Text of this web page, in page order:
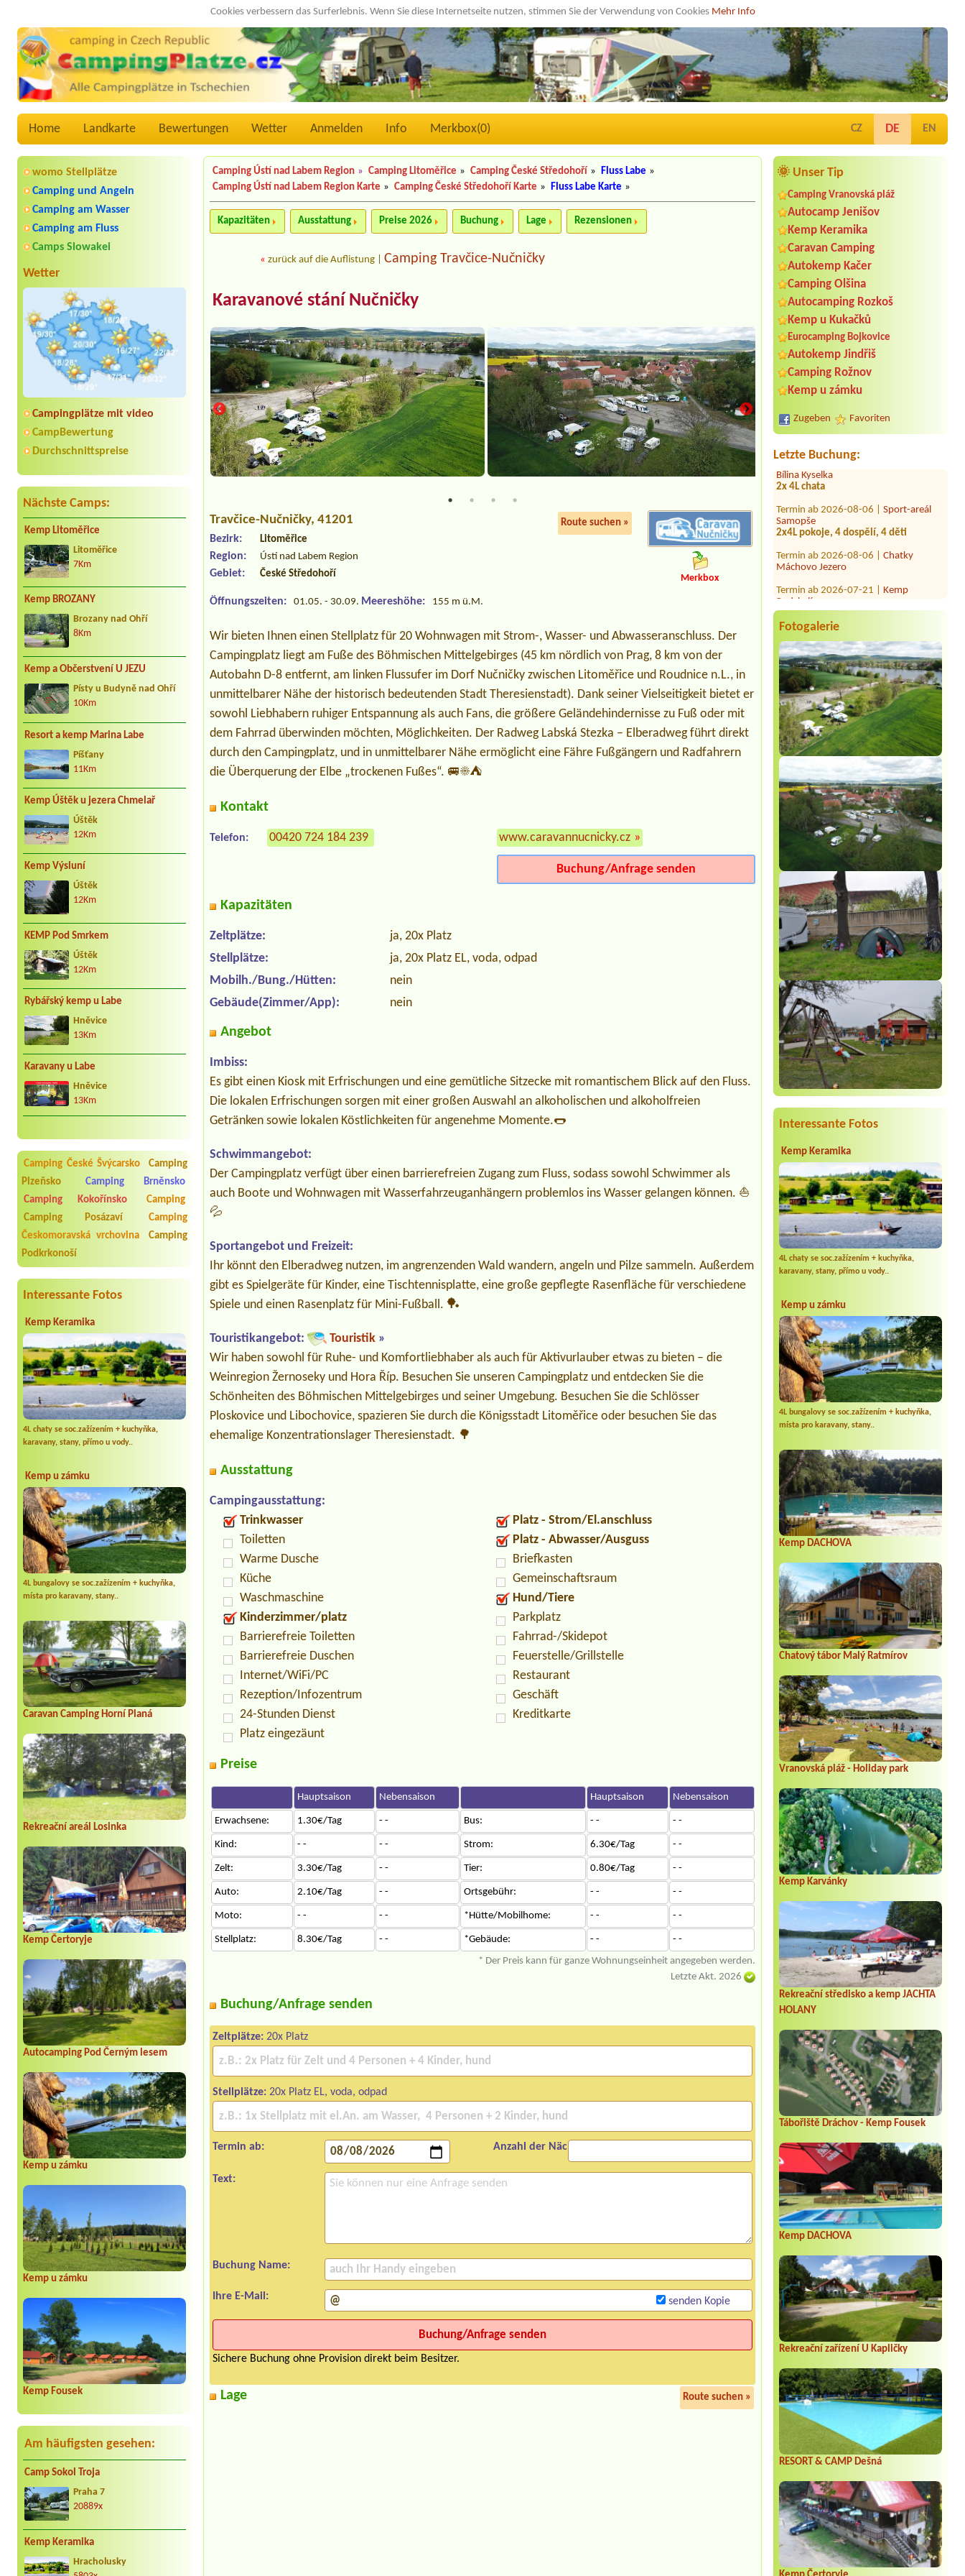
Cookies verbessern das Surferlebnis. Wenn Sie diese Internetseite nutzen, stimmen Sie der Verwendung von Cookies Mehr Info
Home Landkarte Bewertungen Wetter Anmelden Info Merkbox(0) CZ DE EN
womo Stellplätze
Camping und Angeln
Camping am Wasser
Camping am Fluss
Camps Slowakei
Wetter
Campingplätze mit video
CampBewertung
Durchschnittspreise
Nächste Camps:
Kemp Litoměřice
Litoměřice
7Km
Kemp BROZANY
Brozany nad Ohří
8Km
Kemp a Občerstvení U JEZU
Písty u Budyně nad Ohří
10Km
Resort a kemp Marina Labe
Píšťany
11Km
Kemp Úštěk u jezera Chmelař
Úštěk
12Km
Kemp Výsluní
Úštěk
12Km
KEMP Pod Smrkem
Úštěk
12Km
Rybářský kemp u Labe
Hněvice
13Km
Karavany u Labe
Hněvice
13Km
Camping České Švýcarsko
Camping
Plzeňsko
Camping Brněnsko
Camping Kokořínsko
Camping
Camping Posázaví
Camping
Českomoravská vrchovina
Camping
Podkrkonoší
Interessante Fotos
Kemp Keramika
4L chaty se soc.zažízením + kuchyňka,
karavany, stany, přímo u vody..
Kemp u zámku
4L bungalovy se soc.zažízením + kuchyňka,
místa pro karavany, stany..
Caravan Camping Horní Planá
Rekreační areál Losinka
Kemp Čertoryje
Autocamping Pod Černým lesem
Kemp u zámku
Kemp u zámku
Kemp Fousek
Am häufigsten gesehen:
Camp Sokol Troja
Praha 7
20889x
Kemp Keramika
Hracholusky
🌞 Unser Tip
Camping Vranovská pláž
Autocamp Jenišov
Kemp Keramika
Caravan Camping
Autokemp Kačer
Camping Olšina
Autocamping Rozkoš
Kemp u Kukačků
Eurocamping Bojkovice
Autokemp Jindřiš
Camping Rožnov
Kemp u zámku
Zugeben Favoriten
Letzte Buchung:
Termin ab 2026-08-05 |
Karavanpark Adršpach
2 Stellplätze
1 misto+el pripojka, 2 osoby+jezevcik
Bílina Kyselka
2x 4L chata
Termin ab 2026-08-06 |
Samopše
2x4L pokoje, 4 dospělí, 4 děti
Termin ab 2026-08-06 |Chatky
Máchovo Jezero
Termin ab 2026-07-21 |
Podskalí
1x Volkswagen Transporter near the
Termin ab 2026-07-29 |
2 lůžka
Termin ab 2026-08-07 |Autocamping
Rozkoš
2 x Stellplatz, insg. 3 Erw. 3 Kindern
Termin ab 2026-08-07 |Autokemp
VESELÝ HABR
2L chatka a 2 osoby
Termin ab 2026-08-06 |EUROCAMP
BARBORA
3 místa 3 stany
Fotogalerie
Interessante Fotos
Kemp Keramika
4L chaty se soc.zažízením + kuchyňka,
karavany, stany, přímo u vody..
Kemp u zámku
4L bungalovy se soc.zažízením + kuchyňka,
místa pro karavany, stany..
Kemp DACHOVA
Chatový tábor Malý Ratmírov
Vranovská pláž - Holiday park
Kemp Karvánky
Rekreační středisko a kemp JACHTA
HOLANY
Tábořiště Dráchov - Kemp Fousek
Kemp DACHOVA
Rekreační zařízení U Kapličky
RESORT & CAMP Dešná
Camping Ústí nad Labem Region » Camping Litoměřice » Camping České Středohoří » Fluss Labe »
Camping Ústí nad Labem Region Karte » Camping České Středohoří Karte » Fluss Labe Karte »
Kapazitäten Ausstattung Preise 2026 Buchung Lage Rezensionen
«zurück auf die Auflistung |Camping Travčice-Nučničky
Karavanové stání Nučničky
Travčice-Nučničky, 41201 Route suchen »
Bezirk: Litoměřice
Region: Ústí nad Labem Region
Gebiet: České Středohoří
Öffnungszeiten: 01.05. - 30.09. Meereshöhe: 155 m ü.M.
Merkbox
Wir bieten Ihnen einen Stellplatz für 20 Wohnwagen mit Strom-, Wasser- und Abwasseranschluss. Der
Campingplatz liegt am Fuße des Böhmischen Mittelgebirges (45 km nördlich von Prag, 8 km von der
Autobahn D-8 entfernt, am linken Flussufer im Dorf Nučničky zwischen Litoměřice und Roudnice n.L., in
unmittelbarer Nähe der historisch bedeutenden Stadt Theresienstadt). Dank seiner Vielseitigkeit bietet er
sowohl Liebhabern ruhiger Entspannung als auch Fans, die größere Geländehindernisse zu Fuß oder mit
dem Fahrrad überwinden möchten, Möglichkeiten. Der Radweg Labská Stezka – Elberadweg führt direkt
durch den Campingplatz, und in unmittelbarer Nähe ermöglicht eine Fähre Fußgängern und Radfahrern
die Überquerung der Elbe „trockenen Fußes“. 🚐☀️⛺
Kontakt
Telefon: 00420 724 184 239 www.caravannucnicky.cz »
Buchung/Anfrage senden
Kapazitäten
Zeltplätze:
ja, 20x Platz
Stellplätze:
ja, 20x Platz EL, voda, odpad
Mobilh./Bung./Hütten:
nein
Gebäude(Zimmer/App):
nein
Angebot
Imbiss:
Es gibt einen Kiosk mit Erfrischungen und eine gemütliche Sitzecke mit romantischem Blick auf den Fluss.
Die lokalen Erfrischungen sorgen mit einer großen Auswahl an alkoholischen und alkoholfreien
Getränken sowie lokalen Köstlichkeiten für angenehme Momente.🌭
Schwimmangebot:
Der Campingplatz verfügt über einen barrierefreien Zugang zum Fluss, sodass sowohl Schwimmer als
auch Boote und Wohnwagen mit Wasserfahrzeuganhängern problemlos ins Wasser gelangen können. ⛵
💦
Sportangebot und Freizeit:
Ihr könnt den Elberadweg nutzen, im angrenzenden Wald wandern, angeln und Pilze sammeln. Außerdem
gibt es Spielgeräte für Kinder, eine Tischtennisplatte, eine große gepflegte Rasenfläche für verschiedene
Spiele und einen Rasenplatz für Mini-Fußball. 🏓
Touristikangebot: Touristik »
Wir haben sowohl für Ruhe- und Komfortliebhaber als auch für Aktivurlauber etwas zu bieten – die
Weinregion Žernoseky und Hora Říp. Besuchen Sie unseren Campingplatz und entdecken Sie die
Schönheiten des Böhmischen Mittelgebirges und seiner Umgebung. Besuchen Sie die Schlösser
Ploskovice und Libochovice, spazieren Sie durch die Königsstadt Litoměřice oder besuchen Sie das
ehemalige Konzentrationslager Theresienstadt. 🌳
Ausstattung
Campingausstattung:
Trinkwasser
Toiletten
Warme Dusche
Küche
Waschmaschine
Kinderzimmer/platz
Barrierefreie Toiletten
Barrierefreie Duschen
Internet/WiFi/PC
Rezeption/Infozentrum
24-Stunden Dienst
Platz eingezäunt
Platz - Strom/El.anschluss
Platz - Abwasser/Ausguss
Briefkasten
Gemeinschaftsraum
Hund/Tiere
Parkplatz
Fahrrad-/Skidepot
Feuerstelle/Grillstelle
Restaurant
Geschäft
Kreditkarte
Preise
Hauptsaison Nebensaison Hauptsaison Nebensaison
Erwachsene: 1.30€/Tag - - Bus: - - - -
Kind: - - - - Strom: 6.30€/Tag - -
Zelt: 3.30€/Tag - - Tier: 0.80€/Tag - -
Auto: 2.10€/Tag - - Ortsgebühr: - - - -
Moto: - - - - *Hütte/Mobilhome: - - - -
Stellplatz: 8.30€/Tag - - *Gebäude: - -
- -
* Der Preis kann für ganze Wohnungseinheit angegeben werden.
Letzte Akt. 2026
Buchung/Anfrage senden
Zeltplätze: 20x Platz
Stellplätze: 20x Platz EL, voda, odpad
Termin ab: Anzahl der Nächte:
Text:
Buchung Name:
Ihre E-Mail: senden Kopie
Sichere Buchung ohne Provision direkt beim Besitzer.
Lage Route suchen »